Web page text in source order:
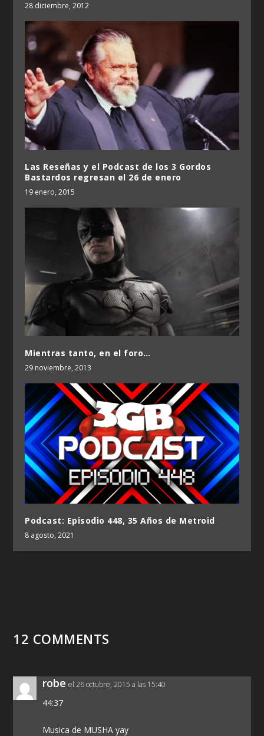
28 diciembre, 2012
Las Reseñas y el Podcast de los 3 Gordos
Bastardos regresan el 26 de enero
19 enero, 2015
Mientras tanto, en el foro…
29 noviembre, 2013
Podcast: Episodio 448, 35 Años de Metroid
8 agosto, 2021
12 COMMENTS
robe el 26 octubre, 2015 a las 15:40
44:37
Musica de MUSHA yay